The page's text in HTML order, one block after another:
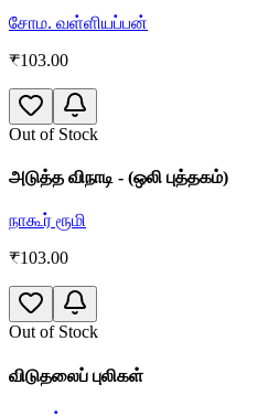
சோம. வள்ளியப்பன்
₹103.00
Out of Stock
அடுத்த விநாடி - (ஒலி புத்தகம்)
நாகூர் ரூமி
₹103.00
Out of Stock
விடுதலைப் புலிகள்